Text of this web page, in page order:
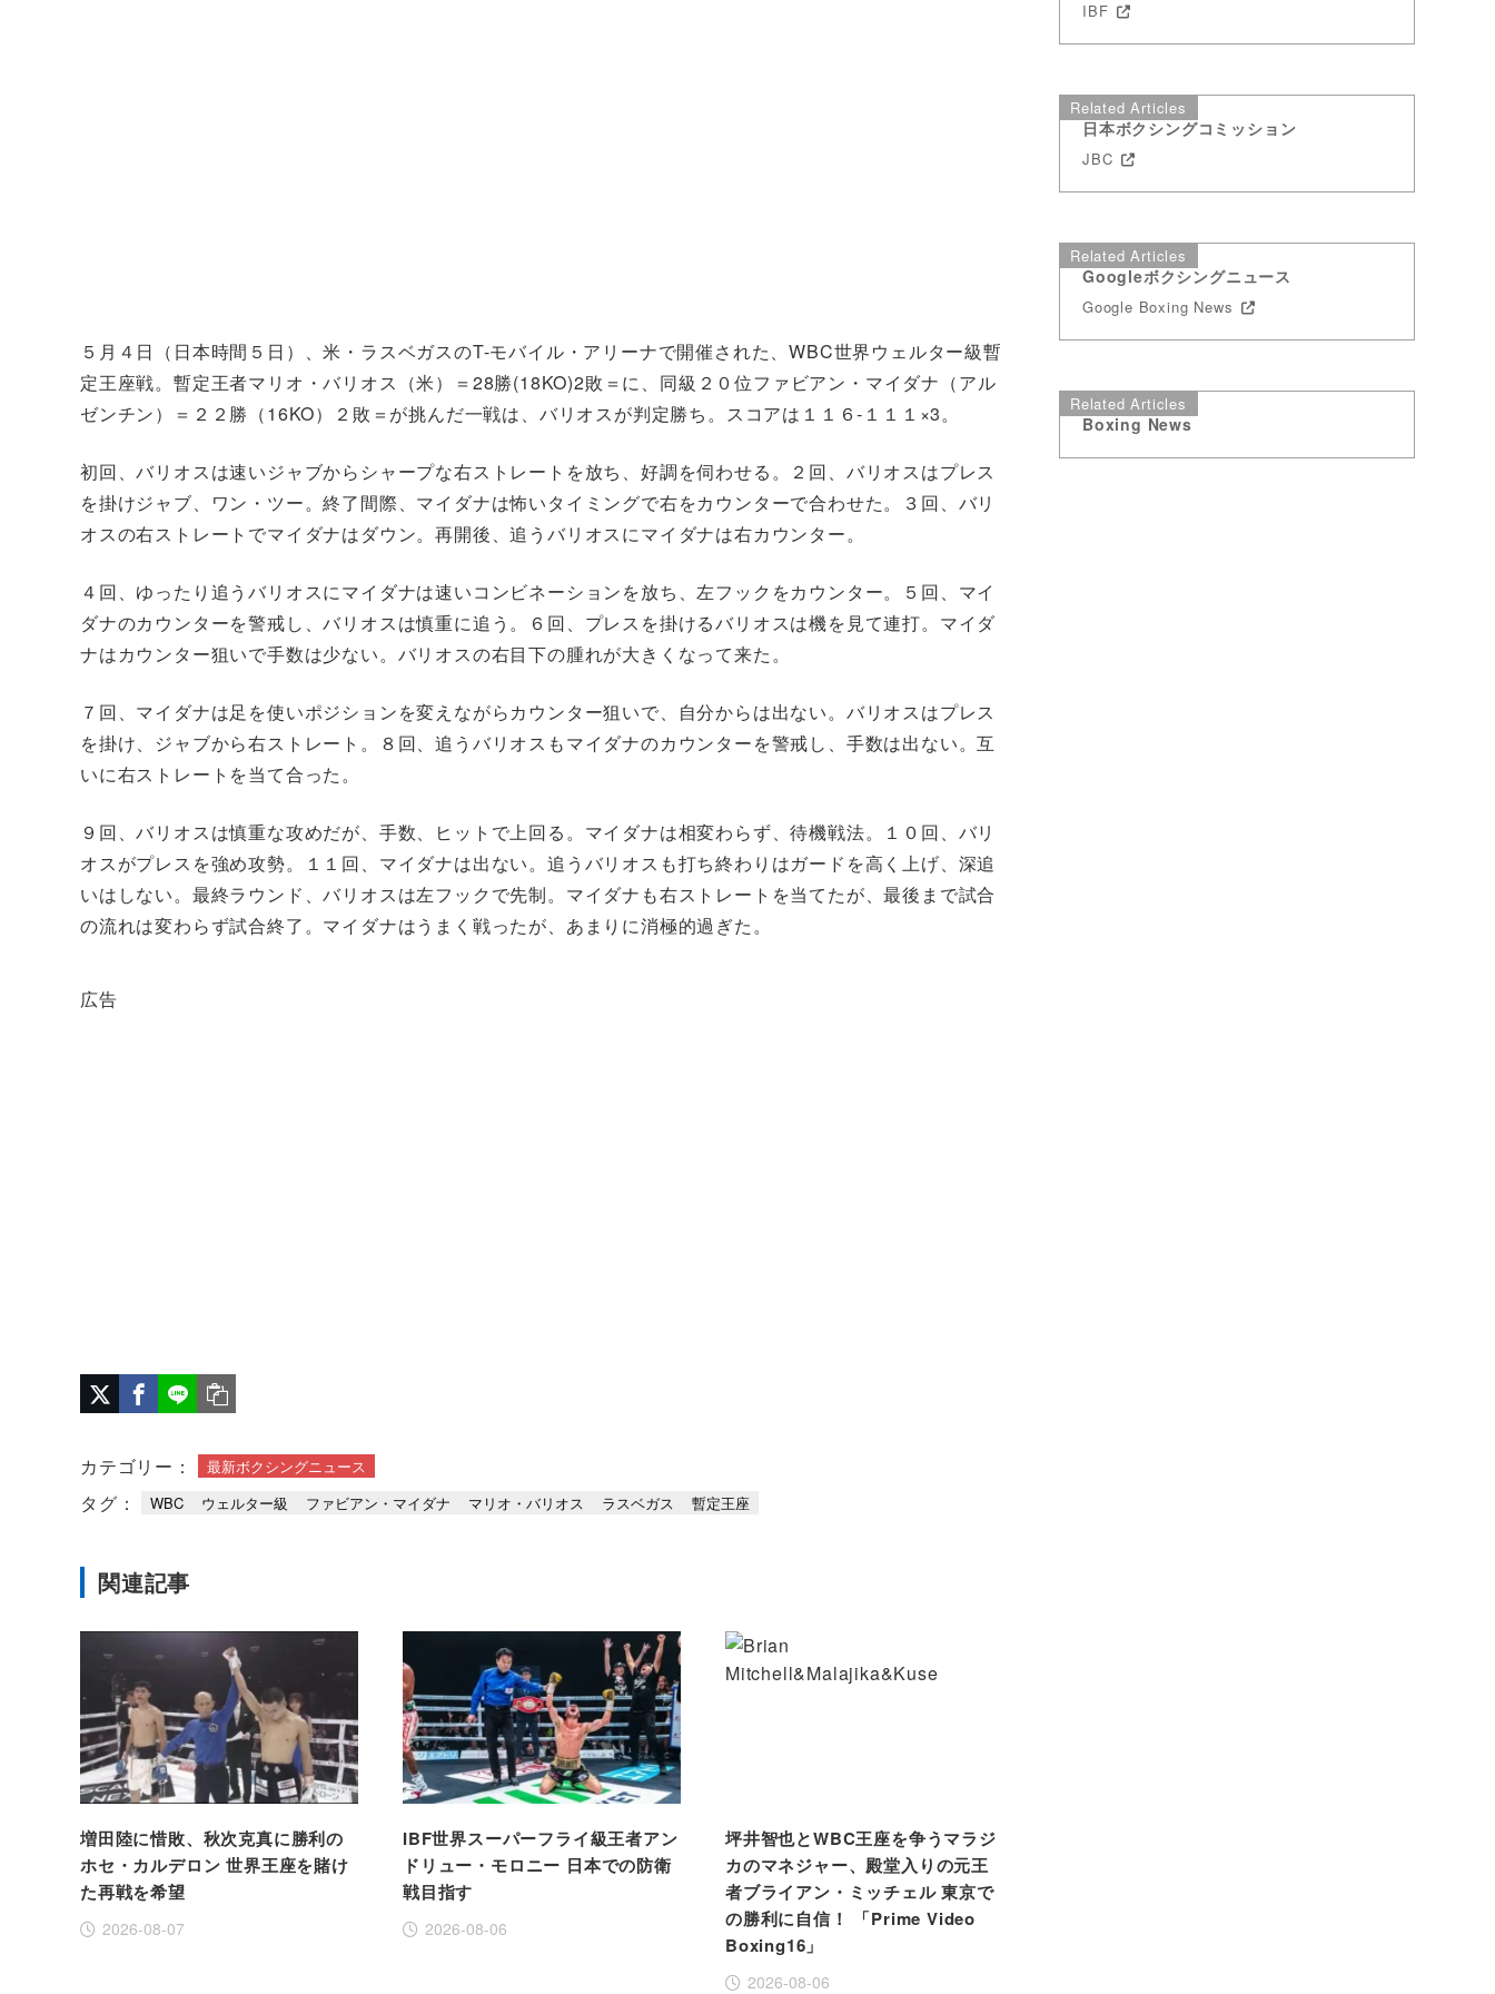
５月４日（日本時間５日）、米・ラスベガスのT-モバイル・アリーナで開催された、WBC世界ウェルター級暫
定王座戦。暫定王者マリオ・バリオス（米）＝28勝(18KO)2敗＝に、同級２０位ファビアン・マイダナ（アル
ゼンチン）＝２２勝（16KO）２敗＝が挑んだ一戦は、バリオスが判定勝ち。スコアは１１６‐１１１×3。
初回、バリオスは速いジャブからシャープな右ストレートを放ち、好調を伺わせる。２回、バリオスはプレス
を掛けジャブ、ワン・ツー。終了間際、マイダナは怖いタイミングで右をカウンターで合わせた。３回、バリ
オスの右ストレートでマイダナはダウン。再開後、追うバリオスにマイダナは右カウンター。
４回、ゆったり追うバリオスにマイダナは速いコンビネーションを放ち、左フックをカウンター。５回、マイ
ダナのカウンターを警戒し、バリオスは慎重に追う。６回、プレスを掛けるバリオスは機を見て連打。マイダ
ナはカウンター狙いで手数は少ない。バリオスの右目下の腫れが大きくなって来た。
７回、マイダナは足を使いポジションを変えながらカウンター狙いで、自分からは出ない。バリオスはプレス
を掛け、ジャブから右ストレート。８回、追うバリオスもマイダナのカウンターを警戒し、手数は出ない。互
いに右ストレートを当て合った。
９回、バリオスは慎重な攻めだが、手数、ヒットで上回る。マイダナは相変わらず、待機戦法。１０回、バリ
オスがプレスを強め攻勢。１１回、マイダナは出ない。追うバリオスも打ち終わりはガードを高く上げ、深追
いはしない。最終ラウンド、バリオスは左フックで先制。マイダナも右ストレートを当てたが、最後まで試合
の流れは変わらず試合終了。マイダナはうまく戦ったが、あまりに消極的過ぎた。
広告
カテゴリー： 最新ボクシングニュース
タグ： WBC ウェルター級 ファビアン・マイダナ マリオ・バリオス ラスベガス 暫定王座
関連記事
増田陸に惜敗、秋次克真に勝利の
ホセ・カルデロン 世界王座を賭け
た再戦を希望
2026-08-07
IBF世界スーパーフライ級王者アン
ドリュー・モロニー 日本での防衛
戦目指す
2026-08-06
坪井智也とWBC王座を争うマラジ
カのマネジャー、殿堂入りの元王
者ブライアン・ミッチェル 東京で
の勝利に自信！ 「Prime Video
Boxing16」
2026-08-06
IBF
Related Articles
日本ボクシングコミッション
JBC
Related Articles
Googleボクシングニュース
Google Boxing News
Related Articles
Boxing News